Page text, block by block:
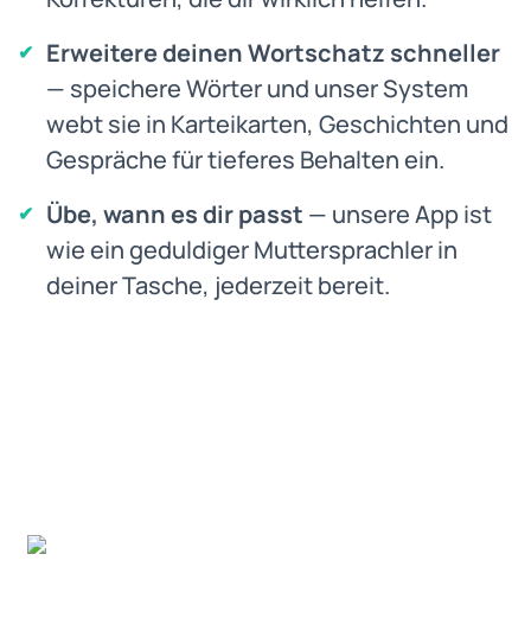
Erweitere deinen Wortschatz schneller
— speichere Wörter und unser System
webt sie in Karteikarten, Geschichten und
Gespräche für tieferes Behalten ein.
Übe, wann es dir passt — unsere App ist
wie ein geduldiger Muttersprachler in
deiner Tasche, jederzeit bereit.